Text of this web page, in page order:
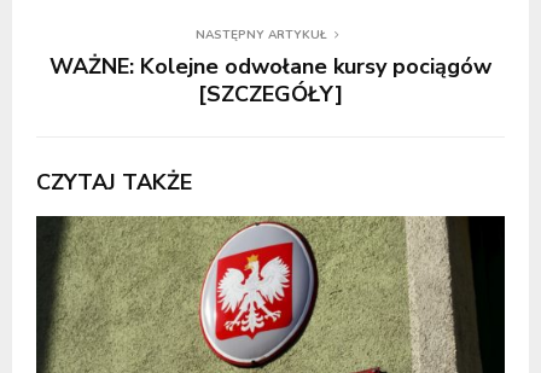
NASTĘPNY ARTYKUŁ
WAŻNE: Kolejne odwołane kursy pociągów
[SZCZEGÓŁY]
CZYTAJ TAKŻE